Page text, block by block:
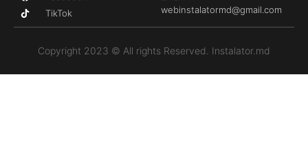
TikTok
webinstalatormd@gmail.com
Copyright 2023 © All rights Reserved. Instalator.md